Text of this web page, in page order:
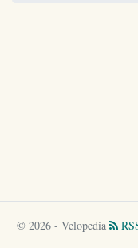
© 2026 - Velopedia